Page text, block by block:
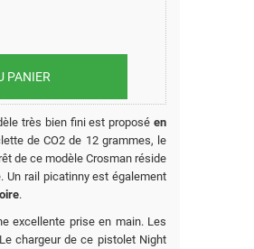
PANIER
très bien fini est proposé en
de CO2 de 12 grammes, le
de ce modèle Crosman réside
Un rail picatinny est également
.
excellente prise en main. Les
chargeur de ce pistolet Night